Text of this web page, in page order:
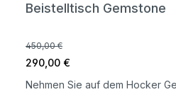
Beistelltisch Gemstone
450,00 €
290,00 €
Nehmen Sie auf dem Hocker